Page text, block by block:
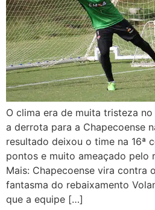
O clima era de muita tristeza
a derrota para a Chapecoense
resultado deixou o time na 16ª
pontos e muito ameaçado pelo
Mais: Chapecoense vira contra
fantasma do rebaixamento
que a equipe […]